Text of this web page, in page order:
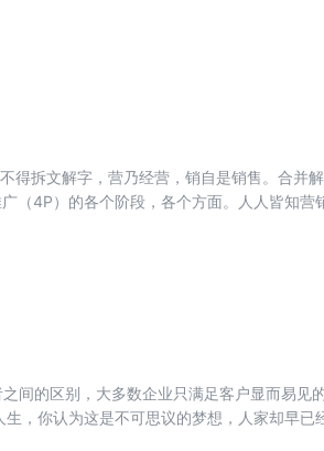
得拆文解字，营乃经营，销自是销售。合并
（4P）的各个阶段，各个方面。人人皆知营
，16个关键词让你理清中国营销。《先胜后
过对营销定律、营销战略、切割营销、产品
节日特刊十一个模块对营销战略进行了深入
。《成瘾：如何设计让人上瘾的产品、品牌
个不想要那个？为什么想要那些可有可无的
的商业！破解在人们看似不假思索的需求背
间的区别，大多数企业只满足客户显而易见
，你认为这是不可思议的梦想，人家却早已